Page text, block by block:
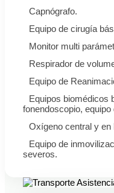
Capnógrafo.
Equipo de cirugía
Monitor multi
Respirador de
Equipo de
Equipos biomédicos
fonendoscopio,
Oxígeno central y en
Equipo de
severos.